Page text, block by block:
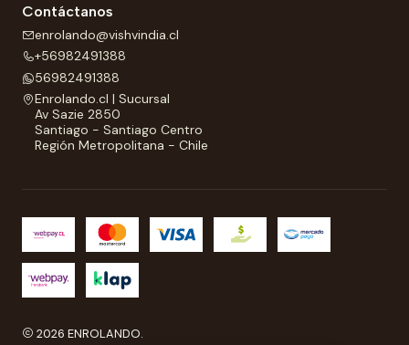
Contáctanos
enrolando@vishvindia.cl
+56982491388
56982491388
Enrolando.cl | Sucursal
Av Sazie 2850
Santiago - Santiago Centro
Región Metropolitana - Chile
2026 ENROLANDO.